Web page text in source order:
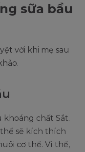
sữa bầu
vời khi mẹ sau
khoáng chất Sắt.
sẽ kích thích
cơ thể. Vì thế,